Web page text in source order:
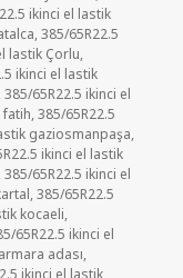
ikinci el lastik
,385/65R22.5
lastik Çorlu,
ikinci el lastik
,385/65R22.5 ikinci el
fatih,385/65R22.5
gaziosmanpaşa,
ikinci el lastik
,385/65R22.5 ikinci el
,385/65R22.5
kocaeli,
65R22.5 ikinci el
adası,
ikinci el lastik